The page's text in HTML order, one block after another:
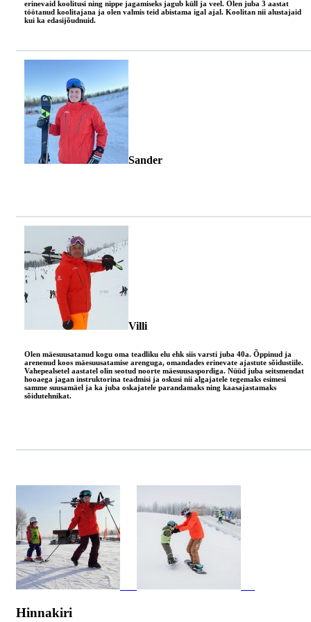
erinevaid koolitusi ning nippe jagamiseks jagub küll ja veel. Olen juba 3 aastat
töötanud koolitajana ja olen valmis teid abistama igal ajal. Koolitan nii alustajaid
kui ka edasijõudnuid.
Sander
Villi
Olen mäesuusatanud kogu oma teadliku elu ehk siis varsti juba 40a. Õppinud ja
arenenud koos mäesuusatamise arenguga, omandades erinevate ajastute sõidustiile.
Vahepealsetel aastatel olin seotud noorte mäesuusaspordiga. Nüüd juba seitsmendat
hooaega jagan instruktorina teadmisi ja oskusi nii algajatele tegemaks esimesi
samme suusamäel ja ka juba oskajatele parandamaks ning kaasajastamaks
sõidutehnikat.
Hinnakiri